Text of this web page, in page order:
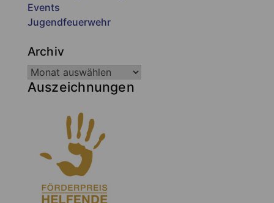
Events
Jugendfeuerwehr
Archiv
Auszeichnungen